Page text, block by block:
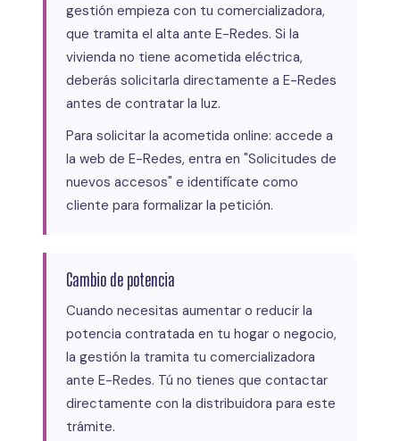
gestión empieza con tu comercializadora,
que tramita el alta ante E-Redes. Si la
vivienda no tiene acometida eléctrica,
deberás solicitarla directamente a E-Redes
antes de contratar la luz.
Para solicitar la acometida online: accede a
la web de E-Redes, entra en "Solicitudes de
nuevos accesos" e identifícate como
cliente para formalizar la petición.
Cambio de potencia
Cuando necesitas aumentar o reducir la
potencia contratada en tu hogar o negocio,
la gestión la tramita tu comercializadora
ante E-Redes. Tú no tienes que contactar
directamente con la distribuidora para este
trámite.